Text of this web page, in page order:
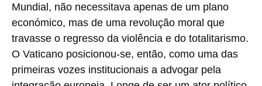
Mundial, não necessitava apenas de um plano
económico, mas de uma revolução moral que
travasse o regresso da violência e do totalitarismo.
O Vaticano posicionou-se, então, como uma das
primeiras vozes institucionais a advogar pela